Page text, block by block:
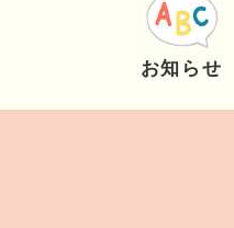
お知らせ